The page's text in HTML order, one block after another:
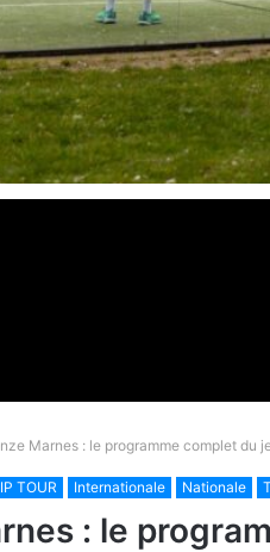
Marnes : le programme complet
TOUR Internationale Nationale
: le